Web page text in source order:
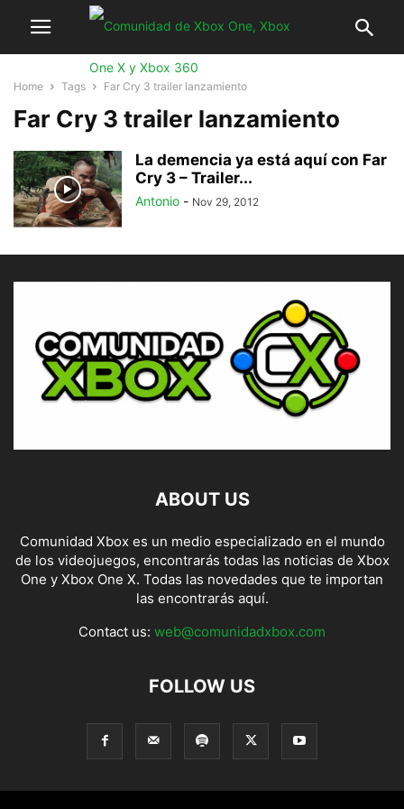
Home Tags Far Cry 3 trailer lanzamiento
Far Cry 3 trailer lanzamiento
La demencia ya está aquí con Far
Cry 3 – Trailer...
Antonio - Nov 29, 2012
ABOUT US
Comunidad Xbox es un medio especializado en el mundo
de los videojuegos, encontrarás todas las noticias de Xbox
One y Xbox One X. Todas las novedades que te importan
las encontrarás aquí.
Contact us: web@comunidadxbox.com
FOLLOW US